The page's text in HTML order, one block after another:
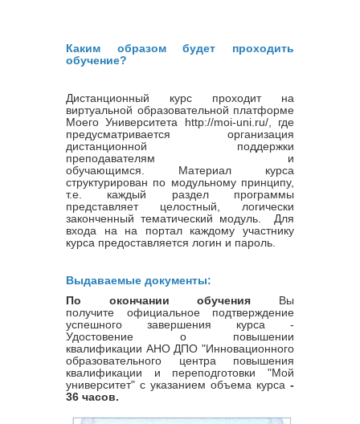
Каким образом будет проходить
обучение?
Дистанционный курс проходит на
виртуальной образовательной платформе
Моего Университета http://moi-uni.ru/, где
предусматривается организация
дистанционной поддержки
преподавателям и
обучающимся. Материал курса
структурирован по модульному принципу,
т.е. каждый раздел программы
представляет целостный, логически
законченный тематический модуль. Для
входа на на портал каждому участнику
курса предоставляется логин и пароль.
Выдаваемые документы:
По окончании обучения Вы
получите официальное подтверждение
успешного завершения курса -
Удостовение о повышении
квалификации АНО ДПО "Инновационного
образовательного центра повышения
квалификации и переподготовки "Мой
университет" с указанием объема курса -
36 часов.